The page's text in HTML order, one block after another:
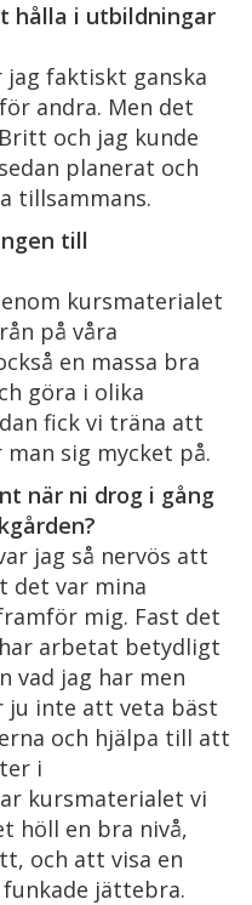
hålla i utbildningar
jag faktiskt ganska
andra. Men det
och jag kunde
planerat och
tillsammans.
till
kursmaterialet
på våra
en massa bra
göra i olika
fick vi träna att
sig mycket på.
när ni drog i gång
jag så nervös att
det var mina
mig. Fast det
arbetat betydligt
vad jag har men
inte att veta bäst
och hjälpa till att
i
kursmaterialet vi
höll en bra nivå,
och att visa en
jättebra.